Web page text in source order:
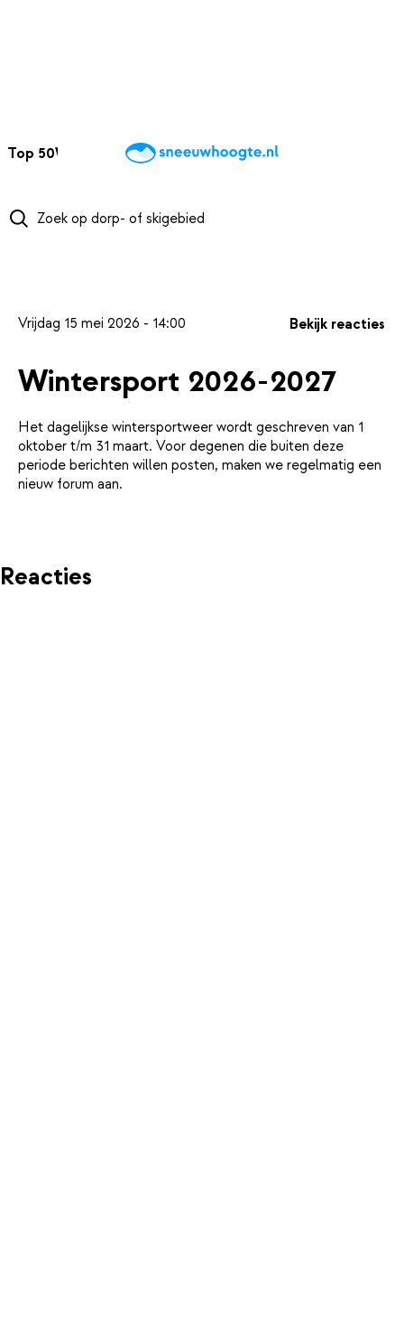
Top 50Webcams WintersportweerKaarten
Vrijdag 15 mei 2026 - 14:00 Bekijk reacties
Wintersport 2026-2027
Het dagelijkse wintersportweer wordt geschreven van 1
oktober t/m 31 maart. Voor degenen die buiten deze
periode berichten willen posten, maken we regelmatig een
nieuw forum aan.
Reacties